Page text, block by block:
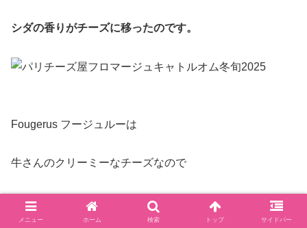
シダの香りがチーズに移ったのです。
Fougerus フージュルーは
牛さんのクリーミーなチーズなので
ブリドモーと同じで
メニュー ホーム 検索 トップ サイドバー